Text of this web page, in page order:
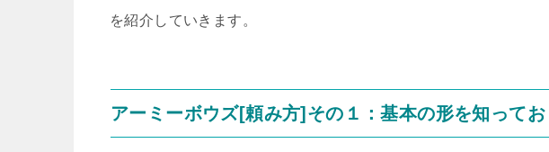
を紹介していきます。
アーミーボウズ[頼み方]その１：基本の形を知ってお